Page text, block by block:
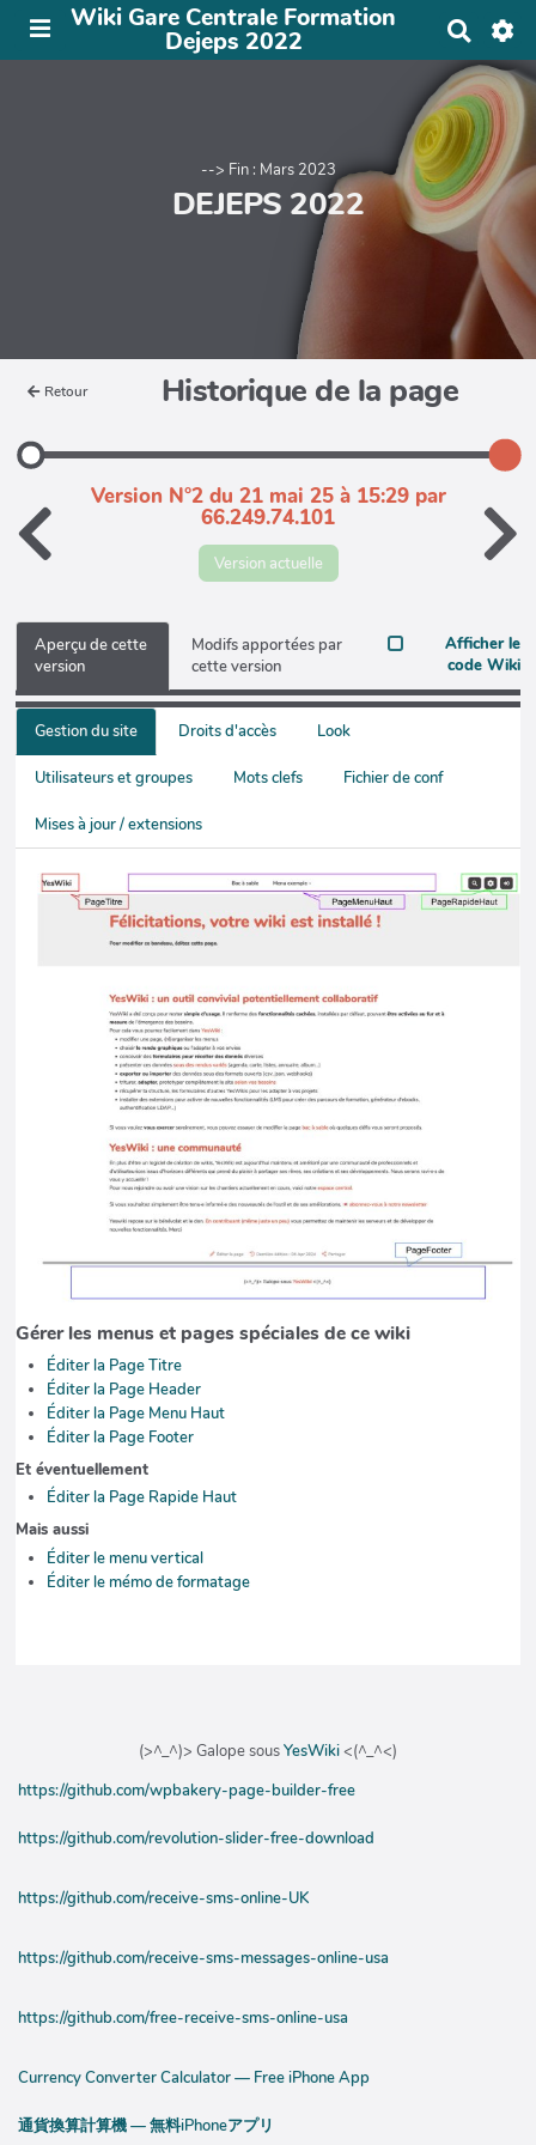
Wiki Gare Centrale Formation
Dejeps 2022
c
h
e
r
c
h
e
--> Fin : Mars 2023
DEJEPS 2022
Retour Historique de la page
Version N°2 du 21 mai 25 à 15:29 par
66.249.74.101
Version actuelle
Aperçu de cette
version
Modifs apportées par
cette version
Afficher le
code Wiki
(>^_^)> Galope sousYesWiki<(^_^<)
https://github.com/wpbakery-page-builder-free
https://github.com/revolution-slider-free-download
https://github.com/receive-sms-online-UK
https://github.com/receive-sms-messages-online-usa
https://github.com/free-receive-sms-online-usa
Currency Converter Calculator — Free iPhone App
通貨換算計算機 — 無料iPhoneアプリ